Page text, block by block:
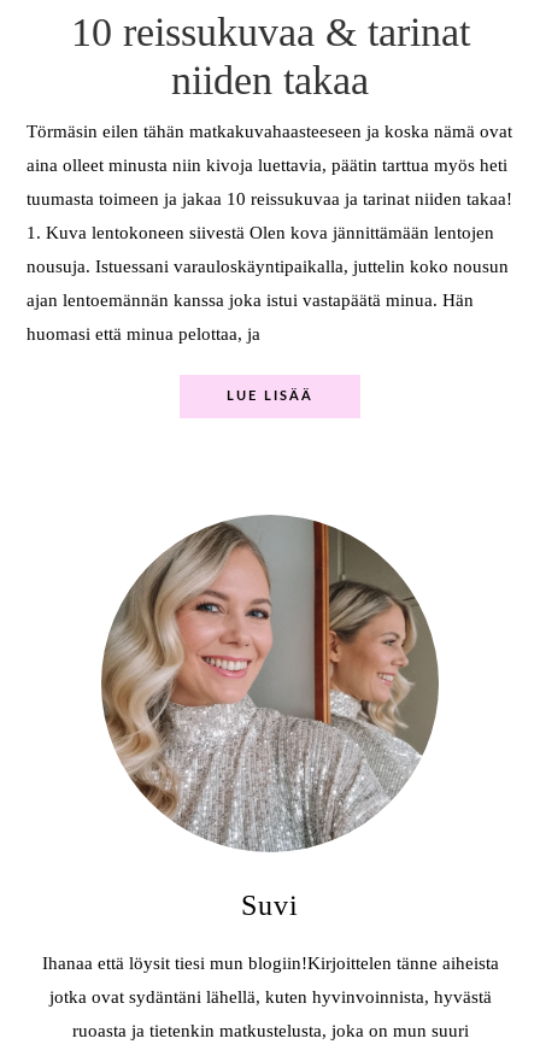
10 reissukuvaa & tarinat
niiden takaa
Törmäsin eilen tähän matkakuvahaasteeseen ja koska nämä ovat
aina olleet minusta niin kivoja luettavia, päätin tarttua myös heti
tuumasta toimeen ja jakaa 10 reissukuvaa ja tarinat niiden takaa!
1. Kuva lentokoneen siivestä Olen kova jännittämään lentojen
nousuja. Istuessani varauloskäyntipaikalla, juttelin koko nousun
ajan lentoemännän kanssa joka istui vastapäätä minua. Hän
huomasi että minua pelottaa, ja
LUE LISÄÄ
Suvi
Ihanaa että löysit tiesi mun blogiin!Kirjoittelen tänne aiheista
jotka ovat sydäntäni lähellä, kuten hyvinvoinnista, hyvästä
ruoasta ja tietenkin matkustelusta, joka on mun suuri